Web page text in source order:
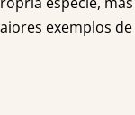
exemplos de